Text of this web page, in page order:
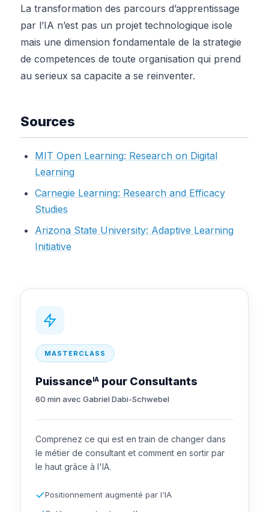
La transformation des parcours d’apprentissage
par l’IA n’est pas un projet technologique isole
mais une dimension fondamentale de la strategie
de competences de toute organisation qui prend
au serieux sa capacite a se reinventer.
Sources
MIT Open Learning: Research on Digital
Learning
Carnegie Learning: Research and Efficacy
Studies
Arizona State University: Adaptive Learning
Initiative
MASTERCLASS
Puissance IA pour Consultants
60 min avec Gabriel Dabi-Schwebel
Comprenez ce qui est en train de changer dans
le métier de consultant et comment en sortir par
le haut grâce à l'IA.
Positionnement augmenté par l'IA